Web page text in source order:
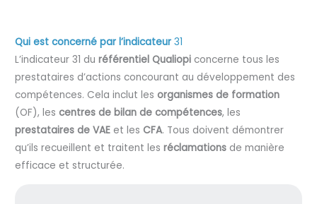
Qui est concerné par l’indicateur31
L’indicateur 31 duréférentiel Qualiopi concerne tous les
prestataires d’actions concourant au développement des
compétences. Cela inclut lesorganismes de formation
(OF), lescentres de bilan de compétences, les
prestataires de VAE et les CFA. Tous doivent démontrer
qu’ils recueillent et traitent lesréclamations de manière
efficace et structurée.